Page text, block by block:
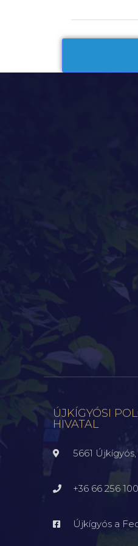
ÚJKÍGYÓSI
HIVATAL
5661
+36 66 256 100
Újkígyós a